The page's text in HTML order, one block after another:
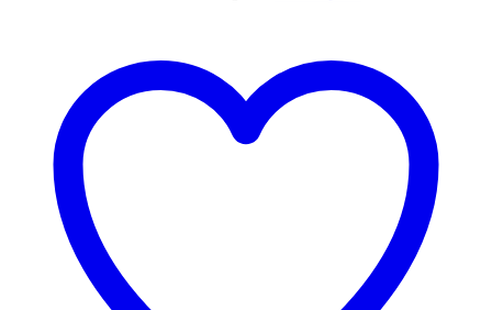
Holzschatulle
Menge